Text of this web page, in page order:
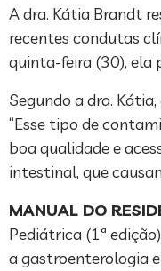
A dra. Kátia Brandt
recentes condutas
quinta-feira (30), ela
Segundo a dra.
“Esse tipo de
boa qualidade e
intestinal, que
MANUAL DO
Pediátrica (1ª
a gastroenterologia